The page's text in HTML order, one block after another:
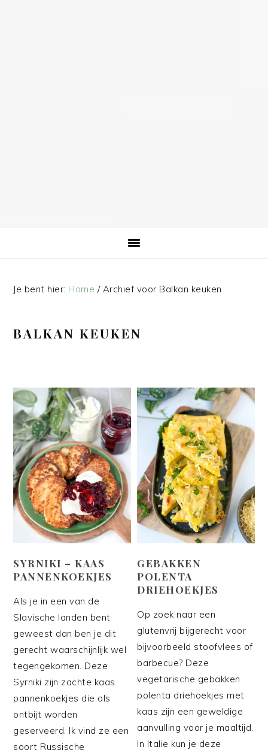
Je bent hier: Home /Archief voor Balkan keuken
BALKAN KEUKEN
SYRNIKI – KAAS
PANNENKOEKJES
Als je in een van de
Slavische landen bent
geweest dan ben je dit
gerecht waarschijnlijk wel
tegengekomen. Deze
Syrniki zijn zachte kaas
pannenkoekjes die als
ontbijt worden
geserveerd. Ik vind ze een
soort Russische
GEBAKKEN
POLENTA
DRIEHOEKJES
Op zoek naar een
glutenvrij bijgerecht voor
bijvoorbeeld stoofvlees of
barbecue? Deze
vegetarische gebakken
polenta driehoekjes met
kaas zijn een geweldige
aanvulling voor je maaltijd.
In Italie kun je deze